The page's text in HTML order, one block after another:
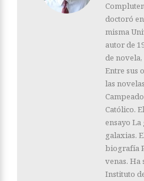
doctoró
misma
autor de
de
Entre sus
las
Católico.
ensayo
galaxias.
biografía
venas.
Instituto